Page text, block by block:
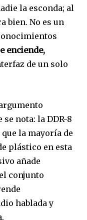
la esconda; al
bien. No es un
enciende,
de un solo
nota: la DDR-8
la mayoría de
plástico en esta
añade
conjunto
hablada y